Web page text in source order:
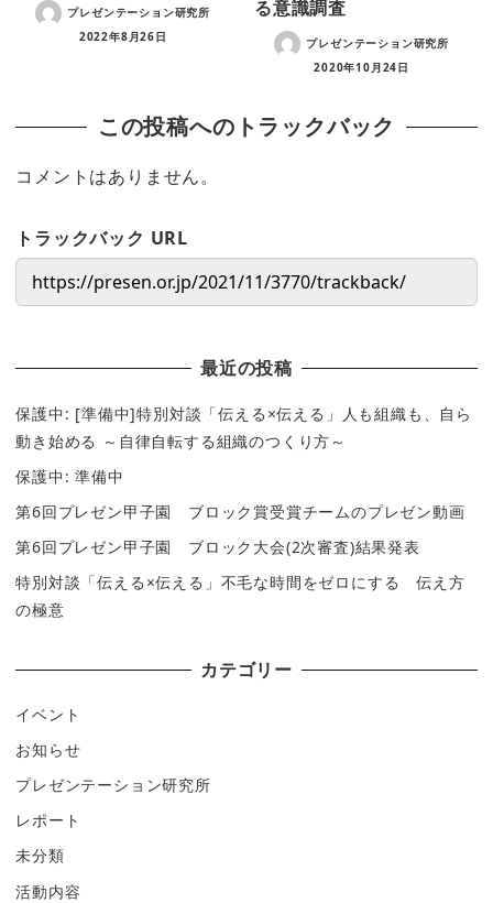
プレゼンテーション研究所
2022年8月26日
る意識調査
プレゼンテーション研究所
2020年10月24日
この投稿へのトラックバック
コメントはありません。
トラックバック URL
最近の投稿
保護中: [準備中]特別対談「伝える×伝える」人も組織も、自ら
動き始める ～自律自転する組織のつくり方～
保護中: 準備中
第6回プレゼン甲子園 ブロック賞受賞チームのプレゼン動画
第6回プレゼン甲子園 ブロック大会(2次審査)結果発表
特別対談「伝える×伝える」不毛な時間をゼロにする 伝え方
の極意
カテゴリー
イベント
お知らせ
プレゼンテーション研究所
レポート
未分類
活動内容